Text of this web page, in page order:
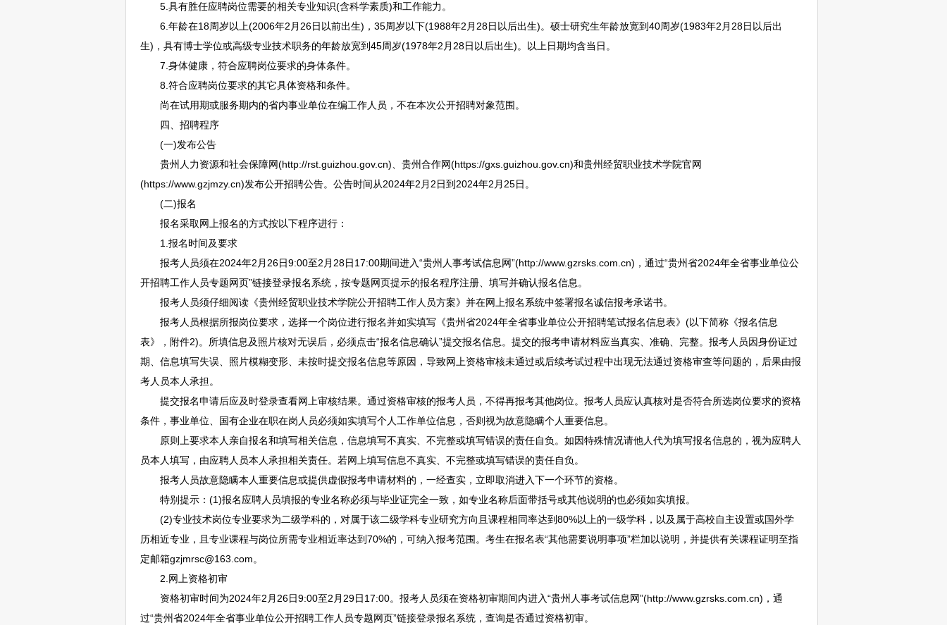
5.具有胜任应聘岗位需要的相关专业知识(含科学素质)和工作能力。
6.年龄在18周岁以上(2006年2月26日以前出生)，35周岁以下(1988年2月28日以后出生)。硕士研究生年龄放宽到40周岁(1983年2月28日以后出
生)，具有博士学位或高级专业技术职务的年龄放宽到45周岁(1978年2月28日以后出生)。以上日期均含当日。
7.身体健康，符合应聘岗位要求的身体条件。
8.符合应聘岗位要求的其它具体资格和条件。
尚在试用期或服务期内的省内事业单位在编工作人员，不在本次公开招聘对象范围。
四、 招聘程序
(一)发布公告
贵州人力资源和社会保障网(http://rst.guizhou.gov.cn)、贵州合作网(https://gxs.guizhou.gov.cn)和贵州经贸职业技术学院官网
(https://www.gzjmzy.cn)发布公开招聘公告。公告时间从2024年2月2日到2024年2月25日。
(二)报名
报名采取网上报名的方式按以下程序进行：
1.报名时间及要求
报考人员须在2024年2月26日9:00至2月28日17:00期间进入“贵州人事考试信息网”(http://www.gzrsks.com.cn)，通过“贵州省2024年全省事业单位公
开招聘工作人员专题网页”链接登录报名系统，按专题网页提示的报名程序注册、填写并确认报名信息。
报考人员须仔细阅读《贵州经贸职业技术学院公开招聘工作人员方案》并在网上报名系统中签署报名诚信报考承诺书。
报考人员根据所报岗位要求，选择一个岗位进行报名并如实填写《贵州省2024年全省事业单位公开招聘笔试报名信息表》(以下简称《报名信息
表》，附件2)。所填信息及照片核对无误后，必须点击“报名信息确认”提交报名信息。提交的报考申请材料应当真实、准确、完整。报考人员因身份证过
期、信息填写失误、照片模糊变形、未按时提交报名信息等原因，导致网上资格审核未通过或后续考试过程中出现无法通过资格审查等问题的，后果由报
考人员本人承担。
提交报名申请后应及时登录查看网上审核结果。通过资格审核的报考人员，不得再报考其他岗位。报考人员应认真核对是否符合所选岗位要求的资格
条件， 事业单位、国有企业在职在岗人员必须如实填写个人工作单位信息，否则视为故意隐瞒个人重要信息。
原则上要求本人亲自报名和填写相关信息，信息填写不真实、不完整或填写错误的责任自负。如因特殊情况请他人代为填写报名信息的，视为应聘人
员本人填写，由应聘人员本人承担相关责任。若网上填写信息不真实、不完整或填写错误的责任自负。
报考人员故意隐瞒本人重要信息或提供虚假报考申请材料的，一经查实，立即取消进入下一个环节的资格。
特别提示：(1)报名应聘人员填报的专业名称必须与毕业证完全一致，如专业名称后面带括号或其他说明的也必须如实填报。
(2)专业技术岗位专业要求为二级学科的，对属于该二级学科专业研究方向且课程相同率达到80%以上的一级学科，以及属于高校自主设置或国外学
历相近专业，且专业课程与岗位所需专业相近率达到70%的，可纳入报考范围。考生在报名表“其他需要说明事项”栏加以说明，并提供有关课程证明至指
定邮箱gzjmrsc@163.com。
2.网上资格初审
资格初审时间为2024年2月26日9:00至2月29日17:00。报考人员须在资格初审期间内进入“贵州人事考试信息网”(http://www.gzrsks.com.cn)，通
过“贵州省2024年全省事业单位公开招聘工作人员专题网页”链接登录报名系统，查询是否通过资格初审。